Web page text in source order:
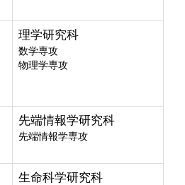
理学研究科
数学専攻
物理学専攻
先端情報学研究科
先端情報学専攻
生命科学研究科